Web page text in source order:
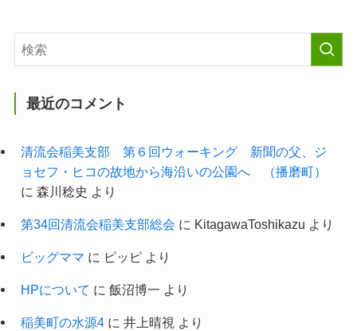
最近のコメント
清流会稲美支部 第６回ウォーキング 新聞の父、ジ
ョセフ・ヒコの故地から海沿いの公園へ （播磨町）
に 森川稔史 より
第34回清流会稲美支部総会 に KitagawaToshikazu より
ビッグママ に ピッピより
HPについて に 飯沼博一 より
稲美町の水源4に 井上晴視 より